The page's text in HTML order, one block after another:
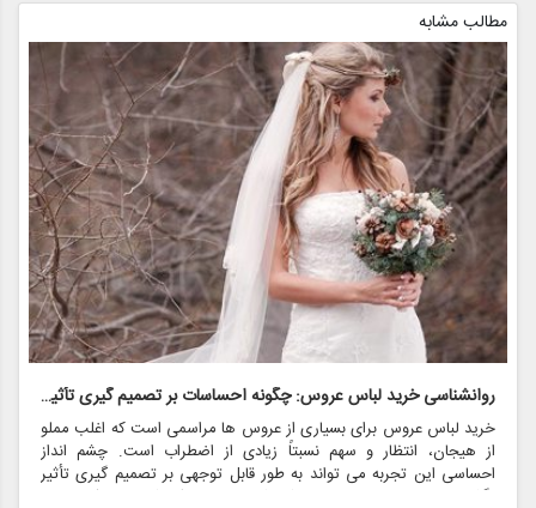
مطالب مشابه
روانشناسی خرید لباس عروس: چگونه احساسات بر تصمیم گیری تأثیر می گذارد
خرید لباس عروس برای بسیاری از عروس ها مراسمی است که اغلب مملو
از هیجان، انتظار و سهم نسبتاً زیادی از اضطراب است. چشم انداز
احساسی این تجربه می تواند به طور قابل توجهی بر تصمیم گیری تأثیر
بگذارد و منجر به انتخاب هایی شود که نه تنها سبک شخصی بلکه عوامل